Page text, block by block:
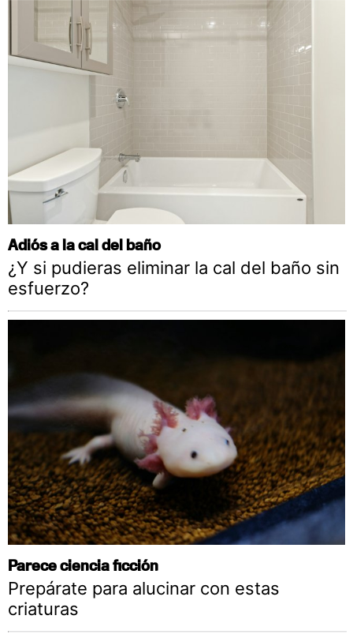
Adiós a la cal del baño
¿Y si pudieras eliminar la cal del baño sin
esfuerzo?
Parece ciencia ficción
Prepárate para alucinar con estas
criaturas